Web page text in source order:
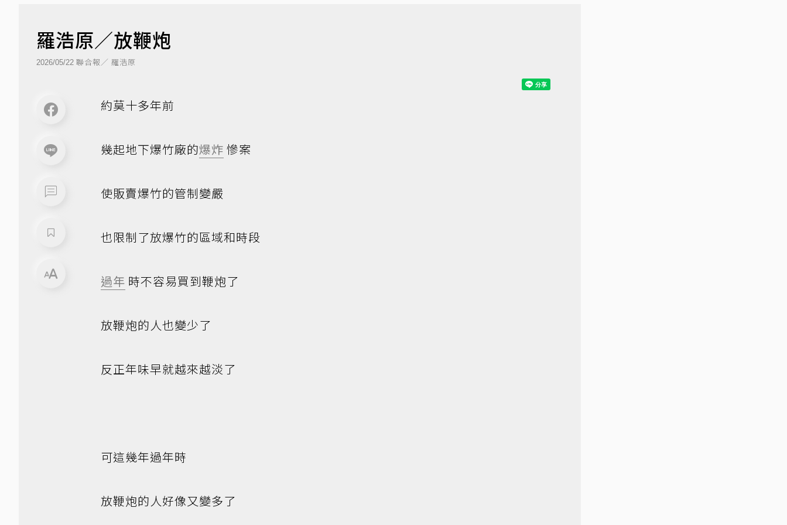
羅浩原／放鞭炮
2026/05/22 聯合報／ 羅浩原
約莫十多年前
幾起地下爆竹廠的爆炸 慘案
使販賣爆竹的管制變嚴
也限制了放爆竹的區域和時段
過年 時不容易買到鞭炮了
放鞭炮的人也變少了
反正年味早就越來越淡了
可這幾年過年時
放鞭炮的人好像又變多了